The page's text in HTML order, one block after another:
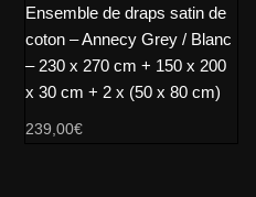
Ensemble de draps satin de
coton – Annecy Grey / Blanc
– 230 x 270 cm + 150 x 200
x 30 cm + 2 x (50 x 80 cm)
239,00€